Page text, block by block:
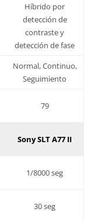
Híbrido por
detección de
contraste y
detección de fase
Normal, Continuo,
Seguimiento
79
Sony SLT A77 II
1/8000 seg
30 seg